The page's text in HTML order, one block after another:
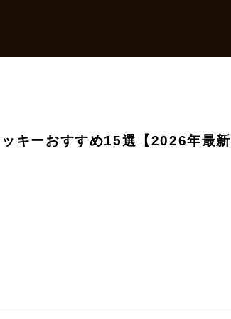
キーおすすめ15選【2026年最